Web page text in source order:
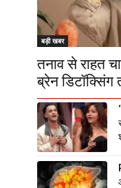
बड़ी खबर
तनाव से राहत
ब्रेन डिटॉक्सिंग